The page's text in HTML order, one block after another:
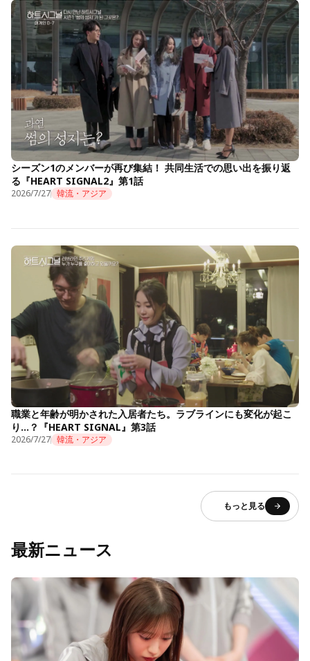
シーズン1のメンバーが再び集結！ 共同生活での思い出を振り返
る『HEART SIGNAL2』第1話
2026/7/27 韓流・アジア
職業と年齢が明かされた入居者たち。ラブラインにも変化が起こ
り…？『HEART SIGNAL』第3話
2026/7/27 韓流・アジア
もっと見る
最新ニュース